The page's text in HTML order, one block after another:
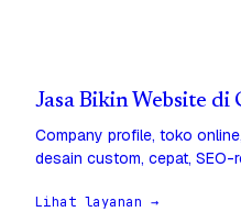
Jasa Bikin Website di
Company profile, toko
desain custom, cepat, SEO-
Lihat layanan →